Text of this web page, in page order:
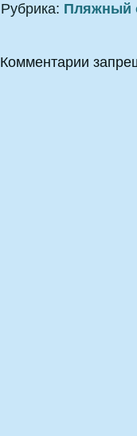
Рубрика: Пляжный
Комментарии